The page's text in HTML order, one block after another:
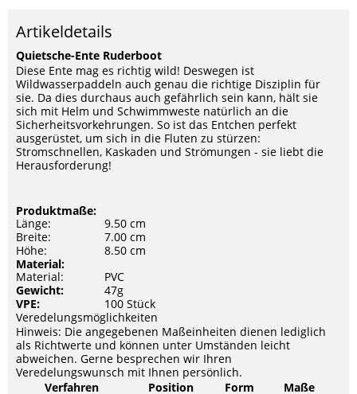
Artikeldetails
Quietsche-Ente Ruderboot
Diese Ente mag es richtig wild! Deswegen ist
Wildwasserpaddeln auch genau die richtige Disziplin für
sie. Da dies durchaus auch gefährlich sein kann, hält sie
sich mit Helm und Schwimmweste natürlich an die
Sicherheitsvorkehrungen. So ist das Entchen perfekt
ausgerüstet, um sich in die Fluten zu stürzen:
Stromschnellen, Kaskaden und Strömungen - sie liebt die
Herausforderung!
Produktmaße:
Länge:
9.50 cm
Breite:
7.00 cm
Höhe:
8.50 cm
Material:
Material:
PVC
Gewicht:
47g
VPE:
100 Stück
Veredelungsmöglichkeiten
Hinweis: Die angegebenen Maßeinheiten dienen lediglich
als Richtwerte und können unter Umständen leicht
abweichen. Gerne besprechen wir Ihren
Veredelungswunsch mit Ihnen persönlich.
Verfahren
Position Form
Maße